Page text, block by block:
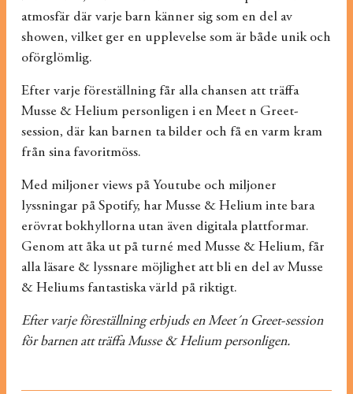
atmosfär där varje barn känner sig som en del av
showen, vilket ger en upplevelse som är både unik och
oförglömlig.
Efter varje föreställning får alla chansen att träffa
Musse & Helium personligen i en Meet n Greet-
session, där kan barnen ta bilder och få en varm kram
från sina favoritmöss.
Med miljoner views på Youtube och miljoner
lyssningar på Spotify, har Musse & Helium inte bara
erövrat bokhyllorna utan även digitala plattformar.
Genom att åka ut på turné med Musse & Helium, får
alla läsare & lyssnare möjlighet att bli en del av Musse
& Heliums fantastiska värld på riktigt.
Efter varje föreställning erbjuds en Meet´n Greet-session
för barnen att träffa Musse & Helium personligen.